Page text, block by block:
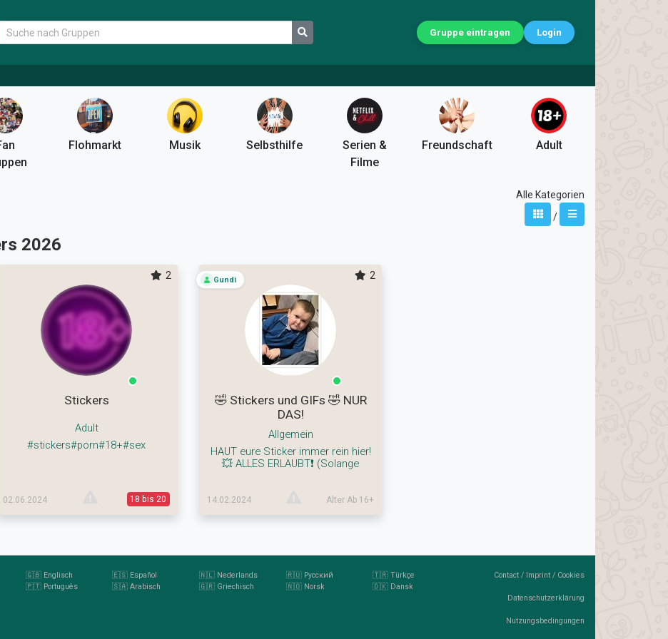
Gruppe eintragen Login
Flohmarkt Musik Selbsthilfe
Serien &
Filme
Freundschaft Adult
Alle Kategorien
/
2026
2
Stickers
Adult
#stickers#porn#18+#sex
02.06.2024 18 bis 20
Gundi 2
🤣 Stickers und GIFs 🤣 NUR
DAS!
Allgemein
HAUT eure Sticker immer rein hier!
💥 ALLES ERLAUBT❗ (Solange
14.02.2024 Alter Ab 16+
🇬🇧 Englisch 🇪🇸 Español 🇳🇱 Nederlands 🇷🇺 Pусский
🇹🇷 Türkçe
🇵🇹 Português 🇸🇦 Arabisch 🇬🇷 Griechisch 🇳🇴 Norsk
🇩🇰 Dansk
Contact / Imprint / Cookies
Datenschutzerklärung
Nutzungsbedingungen